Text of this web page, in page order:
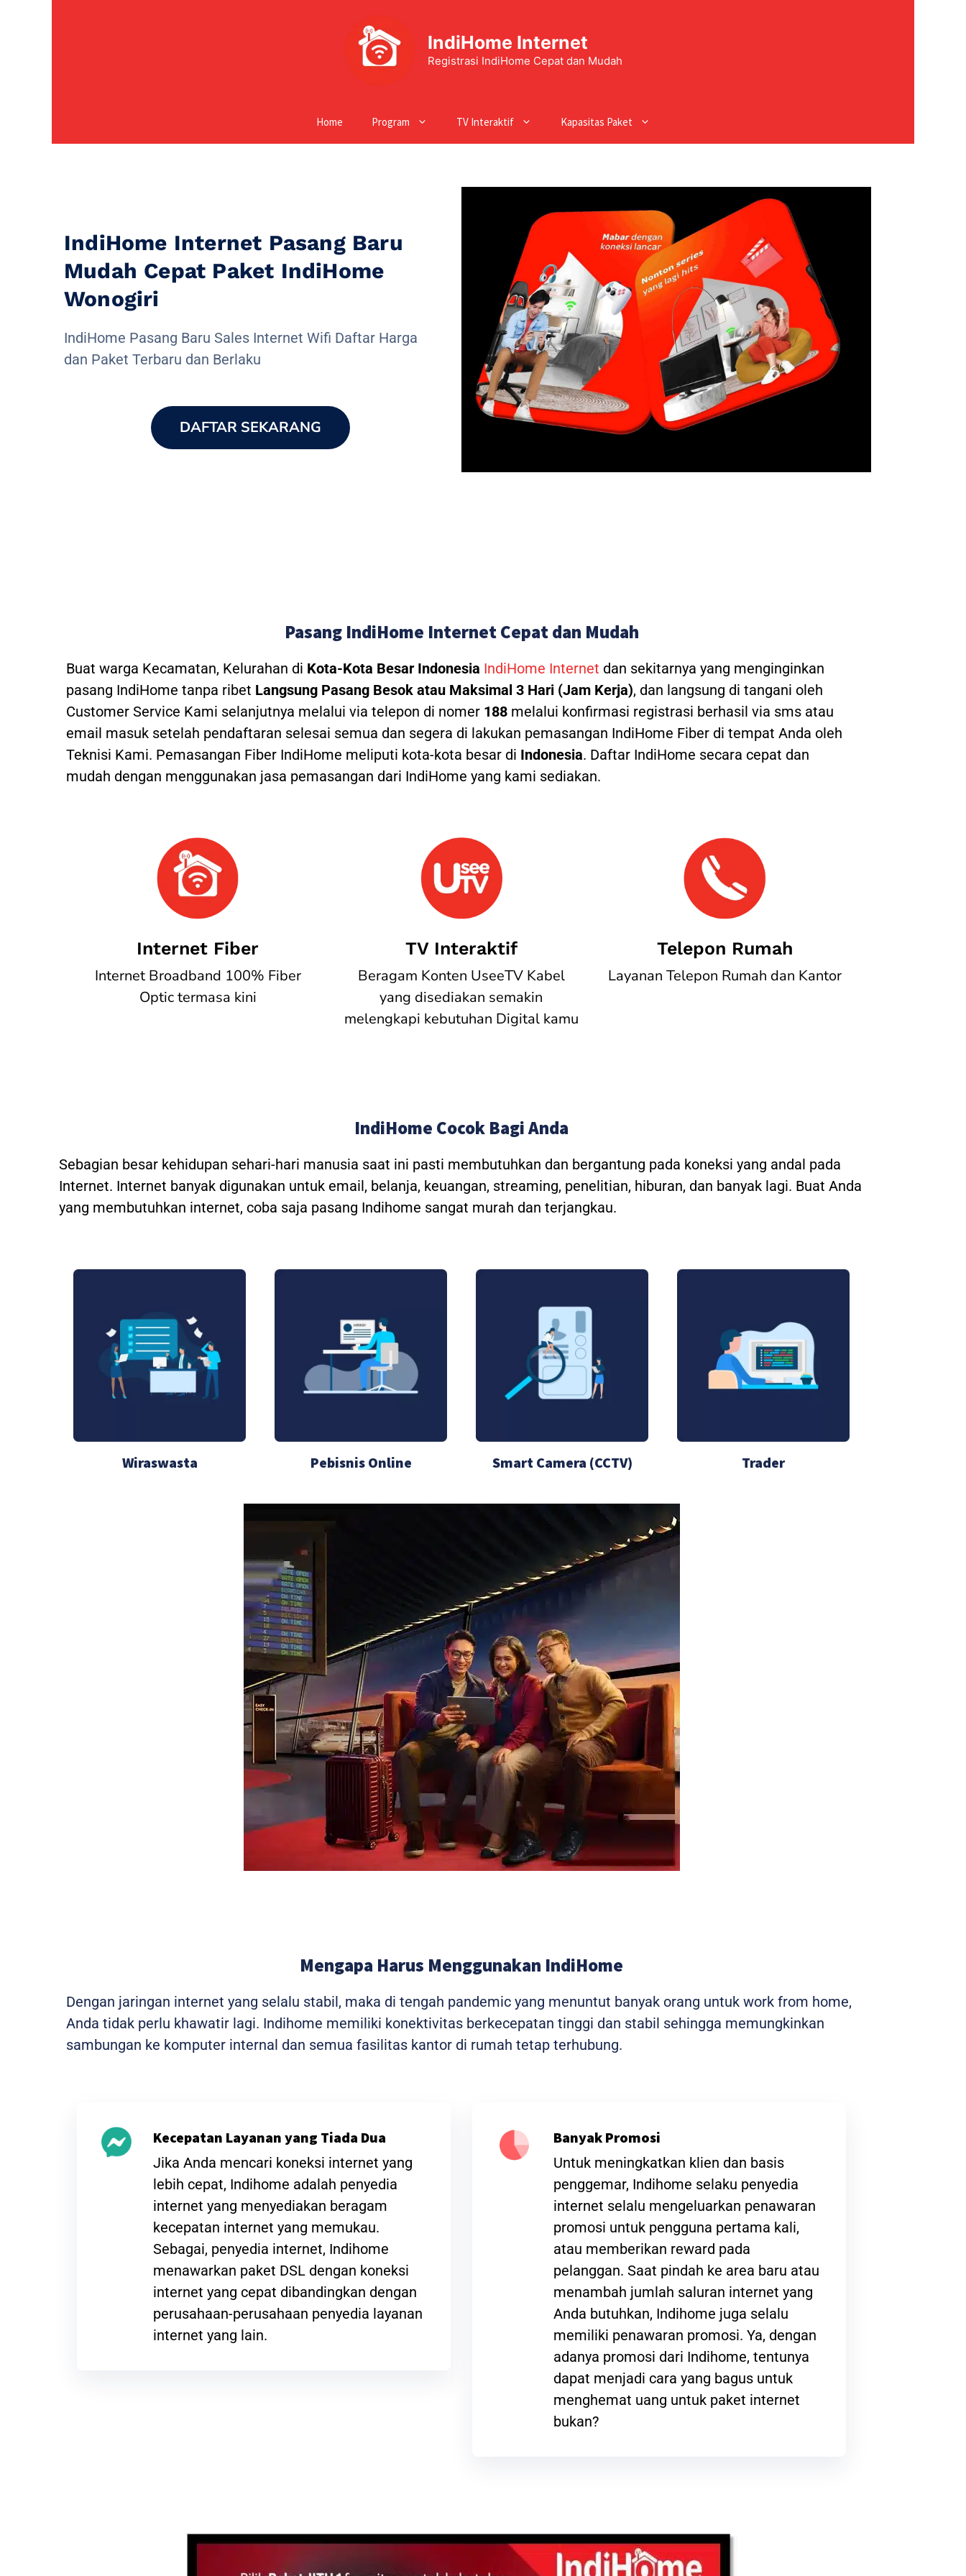
IndiHome Internet
Registrasi IndiHome Cepat dan Mudah
Home Program TV Interaktif Kapasitas Paket
IndiHome Internet Pasang Baru
Mudah Cepat Paket IndiHome
Wonogiri
IndiHome Pasang Baru Sales Internet Wifi Daftar Harga
dan Paket Terbaru dan Berlaku
DAFTAR SEKARANG
Pasang IndiHome Internet Cepat dan Mudah
Buat warga Kecamatan, Kelurahan di Kota-Kota Besar Indonesia IndiHome Internet dan sekitarnya yang menginginkan
pasang IndiHome tanpa ribet Langsung Pasang Besok atau Maksimal 3 Hari (Jam Kerja), dan langsung di tangani oleh
Customer Service Kami selanjutnya melalui via telepon di nomer 188 melalui konfirmasi registrasi berhasil via sms atau
email masuk setelah pendaftaran selesai semua dan segera di lakukan pemasangan IndiHome Fiber di tempat Anda oleh
Teknisi Kami. Pemasangan Fiber IndiHome meliputi kota-kota besar di Indonesia. Daftar IndiHome secara cepat dan
mudah dengan menggunakan jasa pemasangan dari IndiHome yang kami sediakan.
Internet Fiber
Internet Broadband 100% Fiber
Optic termasa kini
TV Interaktif
Beragam Konten UseeTV Kabel
yang disediakan semakin
melengkapi kebutuhan Digital kamu
Telepon Rumah
Layanan Telepon Rumah dan Kantor
IndiHome Cocok Bagi Anda
Sebagian besar kehidupan sehari-hari manusia saat ini pasti membutuhkan dan bergantung pada koneksi yang andal pada
Internet. Internet banyak digunakan untuk email, belanja, keuangan, streaming, penelitian, hiburan, dan banyak lagi. Buat Anda
yang membutuhkan internet, coba saja pasang Indihome sangat murah dan terjangkau.
Wiraswasta Pebisnis Online Smart Camera (CCTV) Trader
Mengapa Harus Menggunakan IndiHome
Dengan jaringan internet yang selalu stabil, maka di tengah pandemic yang menuntut banyak orang untuk work from home,
Anda tidak perlu khawatir lagi. Indihome memiliki konektivitas berkecepatan tinggi dan stabil sehingga memungkinkan
sambungan ke komputer internal dan semua fasilitas kantor di rumah tetap terhubung.
Kecepatan Layanan yang Tiada Dua
Jika Anda mencari koneksi internet yang
lebih cepat, Indihome adalah penyedia
internet yang menyediakan beragam
kecepatan internet yang memukau.
Sebagai, penyedia internet, Indihome
menawarkan paket DSL dengan koneksi
internet yang cepat dibandingkan dengan
perusahaan-perusahaan penyedia layanan
internet yang lain.
Banyak Promosi
Untuk meningkatkan klien dan basis
penggemar, Indihome selaku penyedia
internet selalu mengeluarkan penawaran
promosi untuk pengguna pertama kali,
atau memberikan reward pada
pelanggan. Saat pindah ke area baru atau
menambah jumlah saluran internet yang
Anda butuhkan, Indihome juga selalu
memiliki penawaran promosi. Ya, dengan
adanya promosi dari Indihome, tentunya
dapat menjadi cara yang bagus untuk
menghemat uang untuk paket internet
bukan?